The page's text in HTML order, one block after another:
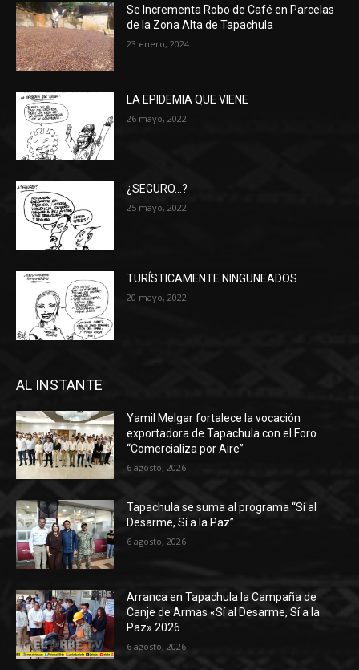
Se Incrementa Robo de Café en Parcelas
de la Zona Alta de Tapachula
23 enero, 2024
LA EPIDEMIA QUE VIENE
26 mayo, 2022
¿SEGURO…?
25 mayo, 2022
TURÍSTICAMENTE NINGUNEADOS…
20 mayo, 2022
AL INSTANTE
Yamil Melgar fortalece la vocación
exportadora de Tapachula con el Foro
“Comercializa por Aire”
6 agosto, 2026
Tapachula se suma al programa “Sí al
Desarme, Sí a la Paz”
6 agosto, 2026
Arranca en Tapachula la Campaña de
Canje de Armas «Sí al Desarme, Sí a la
Paz» 2026
6 agosto, 2026